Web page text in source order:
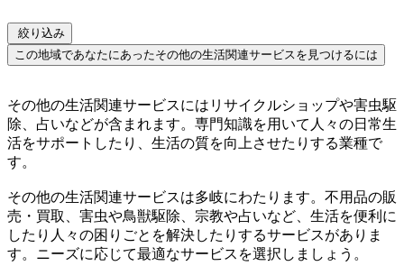
絞り込み
この地域であなたにあったその他の生活関連サービスを見つけるには
その他の生活関連サービスにはリサイクルショップや害虫駆
除、占いなどが含まれます。専門知識を用いて人々の日常生
活をサポートしたり、生活の質を向上させたりする業種で
す。
その他の生活関連サービスは多岐にわたります。不用品の販
売・買取、害虫や鳥獣駆除、宗教や占いなど、生活を便利に
したり人々の困りごとを解決したりするサービスがありま
す。ニーズに応じて最適なサービスを選択しましょう。